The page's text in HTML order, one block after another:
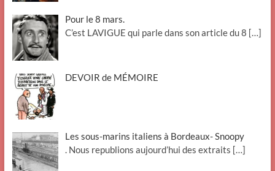
Pour le 8 mars.
C’est LAVIGUE qui parle dans son article du 8 […]
DEVOIR de MÉMOIRE
Les sous-marins italiens à Bordeaux- Snoopy
. Nous republions aujourd’hui des extraits […]